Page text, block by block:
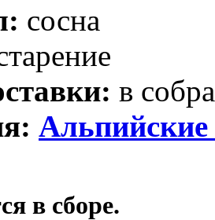
сосна
в
в сборе.